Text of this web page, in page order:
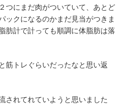
つにまだ肉がついていて、あとど
ックになるのかまだ見当がつきま
肪計で計っても順調に体脂肪は落
筋トレぐらいだったなと思い返
されてれていようと思いました